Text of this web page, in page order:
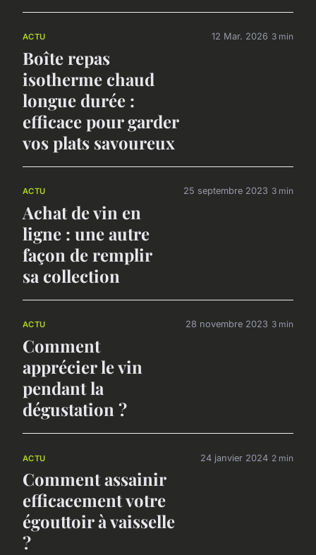
ACTU
Boîte repas
isotherme chaud
longue durée :
efficace pour garder
vos plats savoureux
12 Mar. 2026 3 min
ACTU
Achat de vin en
ligne : une autre
façon de remplir
sa collection
25 septembre 2023 3 min
ACTU
Comment
apprécier le vin
pendant la
dégustation ?
28 novembre 2023 3 min
ACTU
Comment assainir
efficacement votre
égouttoir à vaisselle
?
24 janvier 2024 2 min